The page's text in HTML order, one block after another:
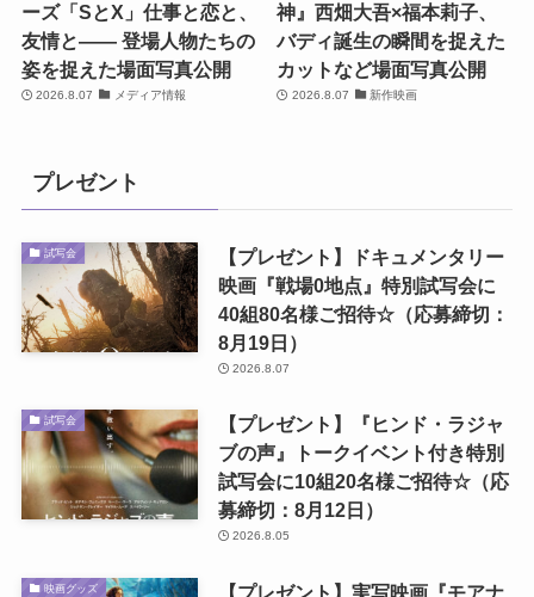
ーズ「SとX」仕事と恋と、
友情と―― 登場人物たちの
姿を捉えた場面写真公開
2026.8.07 メディア情報
神』西畑大吾×福本莉子、
バディ誕生の瞬間を捉えた
カットなど場面写真公開
2026.8.07 新作映画
プレゼント
試写会
【プレゼント】ドキュメンタリー
映画『戦場0地点』特別試写会に
40組80名様ご招待☆（応募締切：
8月19日）
2026.8.07
試写会
【プレゼント】『ヒンド・ラジャ
ブの声』トークイベント付き特別
試写会に10組20名様ご招待☆（応
募締切：8月12日）
2026.8.05
映画グッズ 【プレゼント】実写映画『モアナ